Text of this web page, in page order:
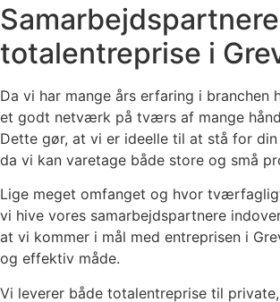
totalentreprise i
Da vi har mange års erfaring i branchen
et godt netværk på tværs af mange
Dette gør, at vi er ideelle til at stå for
da vi kan varetage både store og små
Lige meget omfanget og hvor
vi hive vores samarbejdspartnere
at vi kommer i mål med entreprisen i
og effektiv måde.
Vi leverer både totalentreprise til